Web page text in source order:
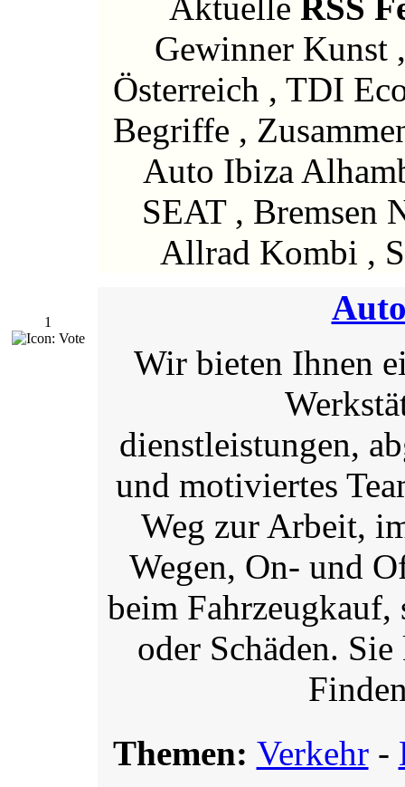
Gewinner Kunst
Österreich , TDI
Begriffe ,
Auto Ibiza
SEAT , Bremsen
Allrad Kombi ,
1
Wir bieten Ihnen
dienstleistungen,
und motiviertes
Weg zur Arbeit,
Wegen, On- und
beim Fahrzeugkauf,
oder Schäden.
Themen: Verkehr-